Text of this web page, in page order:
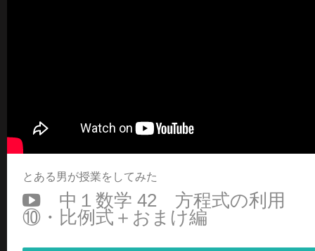
とある男が授業をしてみた
中１数学 42 方程式の利用
⑩・比例式＋おまけ編